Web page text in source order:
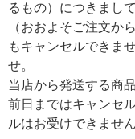
るもの）につきまし
（おおよそご注文か
もキャンセルできま
せ。
当店から発送する商
前日まではキャンセ
ルはお受けできませ